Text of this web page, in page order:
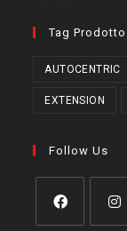
Tag Prodotto
AUTOCENTRIC
EXTENSION
Follow Us